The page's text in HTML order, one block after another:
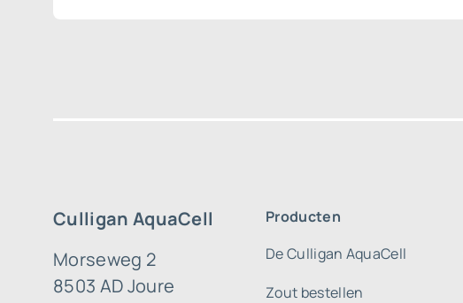
Culligan AquaCell
Morseweg 2
8503 AD Joure
Producten
De Culligan AquaCell
Zout bestellen